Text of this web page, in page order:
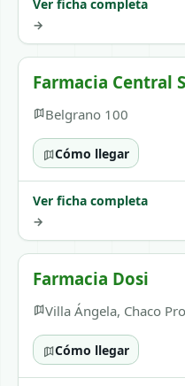
Ver ficha completa
→
Farmacia Central
Belgrano 100
Cómo llegar
Ver ficha completa
→
Farmacia Dosi
Villa Ángela, Chaco
Cómo llegar